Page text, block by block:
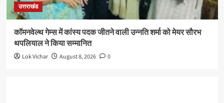
उत्तराखंड
कॉमनवेल्थ गेम्स में कांस्य पदक जीतने वाली उन्नति शर्मा को मेयर सौरभ
थपलियाल ने किया सम्मानित
Lok Vichar August 8, 2026 0